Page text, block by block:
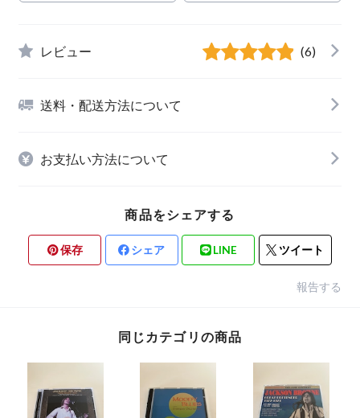
レビュー (6)
送料・配送方法について
お支払い方法について
商品をシェアする
保存 シェア LINE ツイート
報告する
同じカテゴリの商品